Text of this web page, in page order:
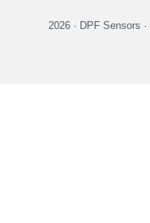
2026 · DPF Sensors ·